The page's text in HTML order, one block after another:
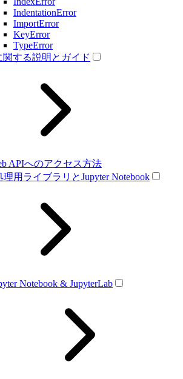
IndentationError
ImportError
KeyError
TypeError
関する説明とガイド
APIへのアクセス方法
理用ライブラリとJupyter Notebook
Notebook & JupyterLab